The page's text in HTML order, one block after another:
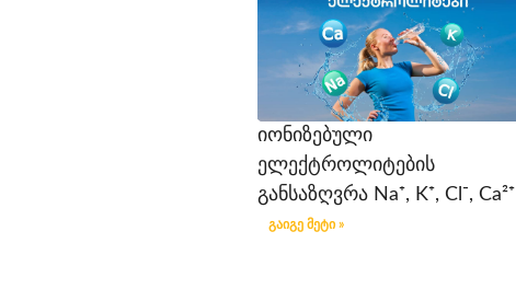
იონიზებული
ელექტროლიტების
განსაზღვრა Na⁺, K⁺, Cl⁻, Ca²⁺
გაიგე მეტი »